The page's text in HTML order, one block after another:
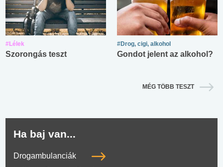
#Lélek
Szorongás teszt
#Drog, cigi, alkohol
Gondot jelent az alkohol?
MÉG TÖBB TESZT
Ha baj van...
Drogambulanciák